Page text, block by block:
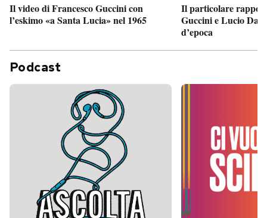
Il video di Francesco Guccini con
l’eskimo «a Santa Lucia» nel 1965
Il particolare
Guccini e Lucio
d’epoca
Podcast